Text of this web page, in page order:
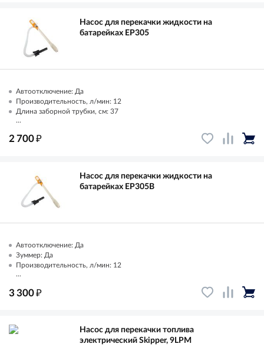
Насос для перекачки жидкости на
батарейках EP305
Автоотключение: Да
Производительность, л/мин: 12
Длина заборной трубки, см: 37
...
2 700₽
Насос для перекачки жидкости на
батарейках EP305B
Автоотключение: Да
Зуммер: Да
Производительность, л/мин: 12
...
3 300₽
Насос для перекачки топлива
электрический Skipper, 9LPM